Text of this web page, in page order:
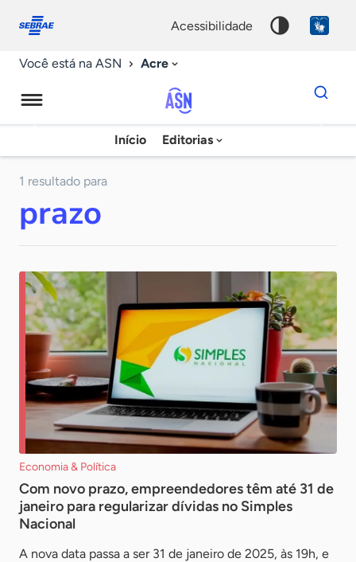
conosco
acessibilidade
Você está na ASN Acre
Agência
Sebrae
Início Editorias
Dados
para
chave
1 resultado para
prazo
Economia & Política
Com novo prazo, empreendedores têm até 31 de
janeiro para regularizar dívidas no Simples
Nacional
A nova data passa a ser 31 de janeiro de 2025, às 19h, e